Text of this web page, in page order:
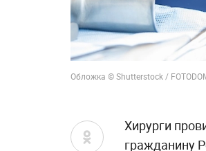
Обложка © Shutterstock /
Хирурги
гражданину